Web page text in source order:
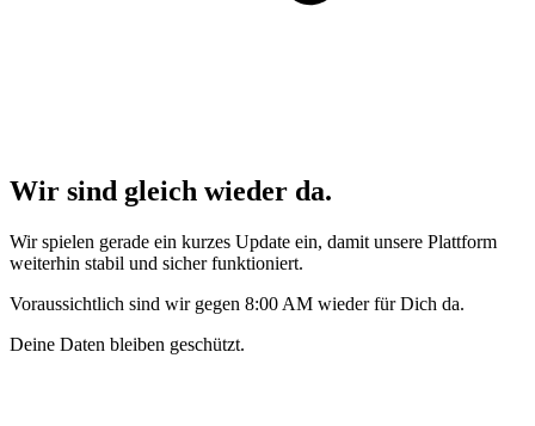
Wir sind gleich wieder da.
Wir spielen gerade ein kurzes Update ein, damit unsere Plattform
weiterhin stabil und sicher funktioniert.
Voraussichtlich sind wir gegen 8:00 AM wieder für Dich da.
Deine Daten bleiben geschützt.